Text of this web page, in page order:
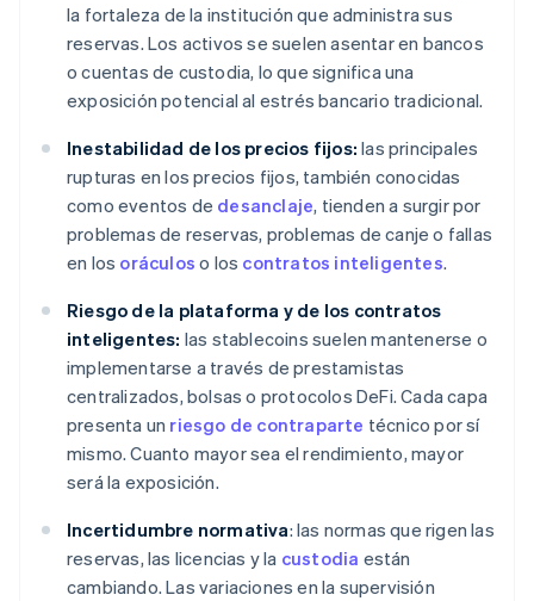
la fortaleza de la institución que administra sus
reservas. Los activos se suelen asentar en bancos
o cuentas de custodia, lo que significa una
exposición potencial al estrés bancario tradicional.
Inestabilidad de los precios fijos: las principales
rupturas en los precios fijos, también conocidas
como eventos de desanclaje, tienden a surgir por
problemas de reservas, problemas de canje o fallas
en los oráculos o los contratos inteligentes.
Riesgo de la plataforma y de los contratos
inteligentes: las stablecoins suelen mantenerse o
implementarse a través de prestamistas
centralizados, bolsas o protocolos DeFi. Cada capa
presenta un riesgo de contraparte técnico por sí
mismo. Cuanto mayor sea el rendimiento, mayor
será la exposición.
Incertidumbre normativa: las normas que rigen las
reservas, las licencias y la custodia están
cambiando. Las variaciones en la supervisión